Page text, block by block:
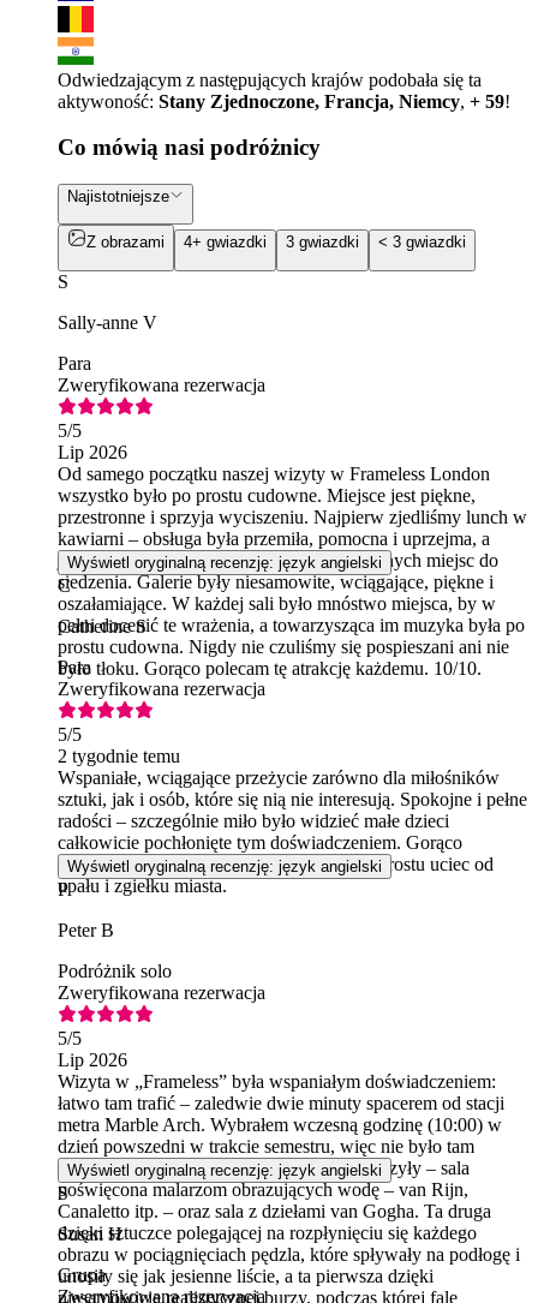
Odwiedzającym z następujących krajów podobała się ta
aktywoność: Stany Zjednoczone, Francja, Niemcy, + 59!
Co mówią nasi podróżnicy
Najistotniejsze
Z obrazami 4+ gwiazdki 3 gwiazdki < 3 gwiazdki
S
Sally-anne V
Para
Zweryfikowana rezerwacja
5/5
Lip 2026
Od samego początku naszej wizyty w Frameless London
wszystko było po prostu cudowne. Miejsce jest piękne,
przestronne i sprzyja wyciszeniu. Najpierw zjedliśmy lunch w
kawiarni – obsługa była przemiła, pomocna i uprzejma, a
jedzenie pyszne. Nie brakowało też wygodnych miejsc do
siedzenia. Galerie były niesamowite, wciągające, piękne i
oszałamiające. W każdej sali było mnóstwo miejsca, by w
pełni docenić te wrażenia, a towarzysząca im muzyka była po
prostu cudowna. Nigdy nie czuliśmy się pospieszani ani nie
było tłoku. Gorąco polecam tę atrakcję każdemu. 10/10.
Wyświetl oryginalną recenzję: język angielski
C
Catherine S
Para
Zweryfikowana rezerwacja
5/5
2 tygodnie temu
Wspaniałe, wciągające przeżycie zarówno dla miłośników
sztuki, jak i osób, które się nią nie interesują. Spokojne i pełne
radości – szczególnie miło było widzieć małe dzieci
całkowicie pochłonięte tym doświadczeniem. Gorąco
polecam każdemu – nawet jeśli chcesz po prostu uciec od
upału i zgiełku miasta.
Wyświetl oryginalną recenzję: język angielski
P
Peter B
Podróżnik solo
Zweryfikowana rezerwacja
5/5
Lip 2026
Wizyta w „Frameless” była wspaniałym doświadczeniem:
łatwo tam trafić – zaledwie dwie minuty spacerem od stacji
metra Marble Arch. Wybrałem wczesną godzinę (10:00) w
dzień powszedni w trakcie semestru, więc nie było tam
tłumów. Dwie sale szczególnie mnie zauroczyły – sala
poświęcona malarzom obrazujących wodę – van Rijn,
Canaletto itp. – oraz sala z dziełami van Gogha. Ta druga
dzięki sztuczce polegającej na rozpłynięciu się każdego
obrazu w pociągnięciach pędzla, które spływały na podłogę i
unosiły się jak jesienne liście, a ta pierwsza dzięki
niesamowicie realistycznej burzy, podczas której fale
Wyświetl oryginalną recenzję: język angielski
S
Susan H
Grupa
Zweryfikowana rezerwacja